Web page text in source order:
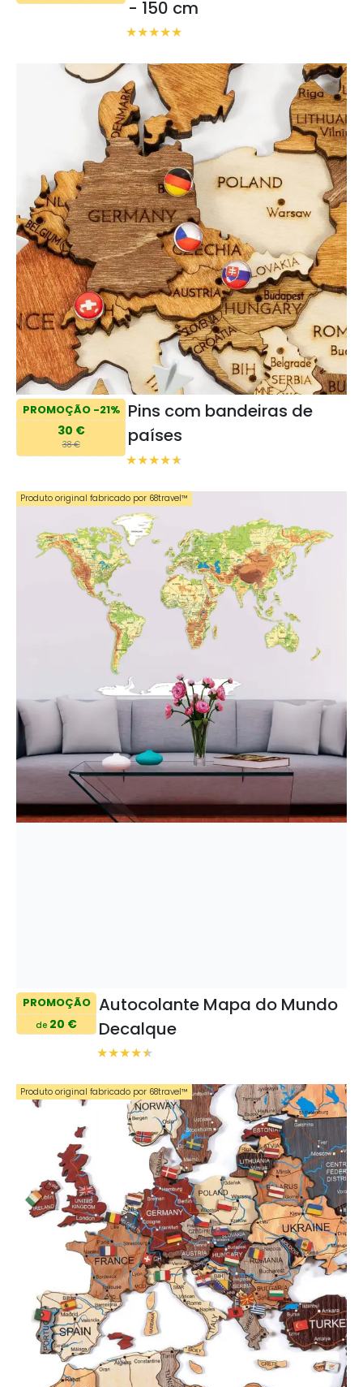
- 150 cm
PROMOÇÃO -21%
30 €
38 €
Pins com bandeiras de
países
PROMOÇÃO
de 20 €
Autocolante Mapa do Mundo
Decalque
Produto original fabricado por 68travel™️
Produto original fabricado por 68travel™️